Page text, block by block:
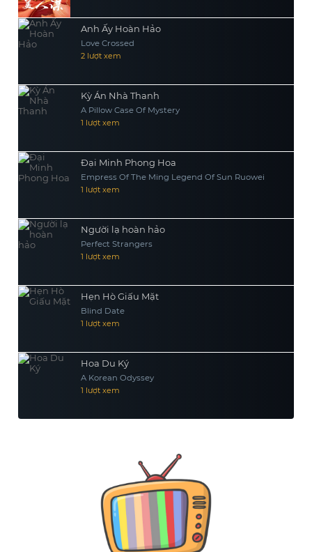
Anh Ấy Hoàn Hảo
Love Crossed
2 lượt xem
Kỳ Án Nhà Thanh
A Pillow Case Of Mystery
1 lượt xem
Đại Minh Phong Hoa
Empress Of The Ming Legend Of Sun Ruowei
1 lượt xem
Người lạ hoàn hảo
Perfect Strangers
1 lượt xem
Hẹn Hò Giấu Mặt
Blind Date
1 lượt xem
Hoa Du Ký
A Korean Odyssey
1 lượt xem